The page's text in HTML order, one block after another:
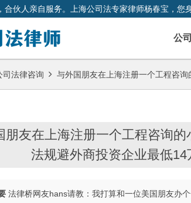
合伙人亲自服务。上海公司法专家律师杨春宝，您
公
司法律咨询 与外国朋友在上海注册一个工程咨
朋友在上海注册一个工程咨询
法规避外商投资企业最低
法律桥网友hans请教：我打算和一位美国朋友办